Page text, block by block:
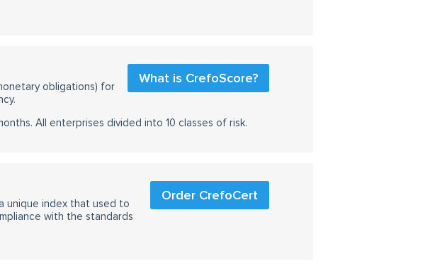
What is CrefoScore?
obligations) for
All enterprises divided into 10 classes of risk.
Order CrefoCert
unique index that used to
with the standards